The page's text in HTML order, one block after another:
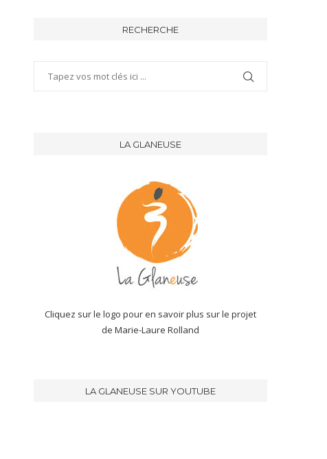
RECHERCHE
LA GLANEUSE
Cliquez sur le logo pour en savoir plus sur le projet
de Marie-Laure Rolland
LA GLANEUSE SUR YOUTUBE